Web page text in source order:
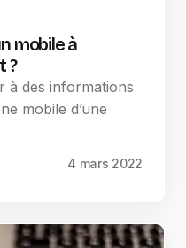
mobile à
?
à des informations
mobile d’une
4 mars 2022